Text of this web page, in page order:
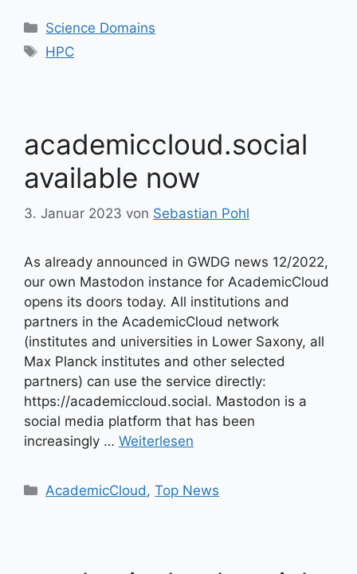
Kategorien
Science Domains
Schlagwörter
HPC
academiccloud.social
available now
3. Januar 2023 von Sebastian Pohl
As already announced in GWDG news 12/2022,
our own Mastodon instance for AcademicCloud
opens its doors today. All institutions and
partners in the AcademicCloud network
(institutes and universities in Lower Saxony, all
Max Planck institutes and other selected
partners) can use the service directly:
https://academiccloud.social. Mastodon is a
social media platform that has been
increasingly … Weiterlesen
Kategorien
AcademicCloud ,Top News